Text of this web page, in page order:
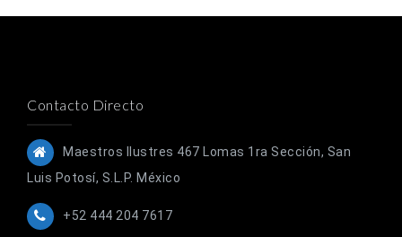
Contacto Directo
Maestros Ilustres 467 Lomas 1ra Sección, San
Luis Potosí, S.L.P. México
+52 444 204 7617